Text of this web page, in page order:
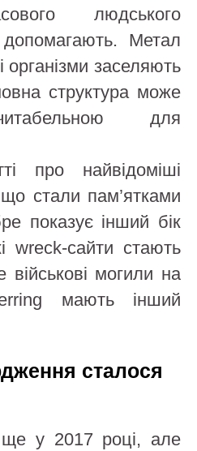
людського
Метал
організми заселяють
структура може
для
про найвідоміші
що стали пам’ятками
показує інший бік
wreck-сайти стають
військові могили на
мають інший
сталося
у 2017 році, але